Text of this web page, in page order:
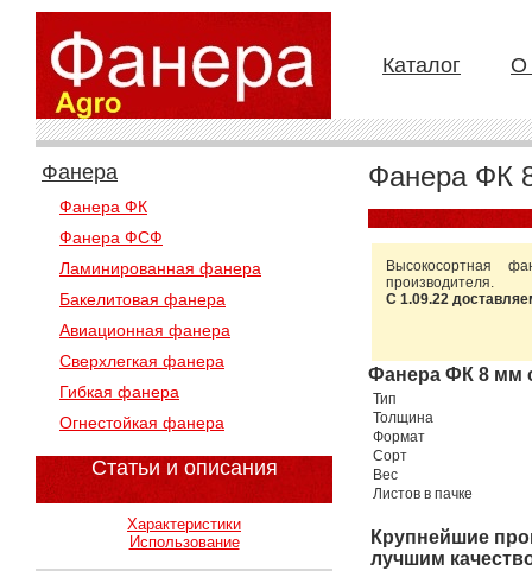
Каталог О
Фанера
Фанера ФК
Фанера ФСФ
Ламинированная фанера
Бакелитовая фанера
Авиационная фанера
Сверхлегкая фанера
Гибкая фанера
Огнестойкая фанера
Статьи и описания
Характеристики
Использование
Фанера ФК
Высокосортная
производителя.
С 1.09.22
Фанера ФК 8 мм
Тип
Толщина
Формат
Сорт
Вес
Листов в пачке
Крупнейшие
лучшим